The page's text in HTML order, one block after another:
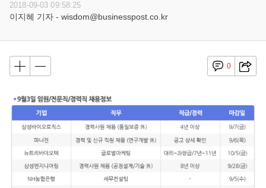
2018-09-03 09:58:25
이지혜 기자 - wisdom@businesspost.co.kr
0